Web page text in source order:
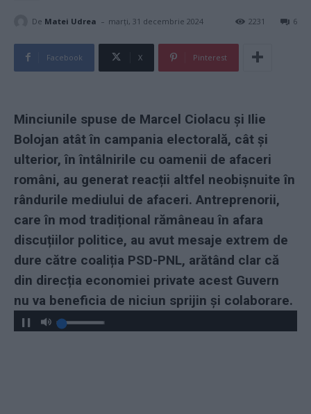
De Matei Udrea - marți, 31 decembrie 2024 6
2231
Facebook X Pinterest
Minciunile spuse de Marcel Ciolacu și Ilie
Bolojan atât în campania electorală, cât și
ulterior, în întâlnirile cu oamenii de afaceri
români, au generat reacții altfel neobișnuite în
rândurile mediului de afaceri. Antreprenorii,
care în mod tradițional rămâneau în afara
discuțiilor politice, au avut mesaje extrem de
dure către coaliția PSD-PNL, arătând clar că
din direcția economiei private acest Guvern
nu va beneficia de niciun sprijin și colaborare.
Play